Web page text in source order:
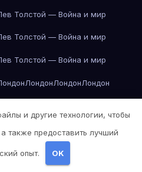
Толстой — Война и мир
Толстой — Война и мир
Толстой — Война и мир
ЛондонЛондонЛондон
Лос-Анджелес
Лос-АнджелесЛос-Анджелес
и другие технологии, чтобы
также предоставить лучший
опыт. OK